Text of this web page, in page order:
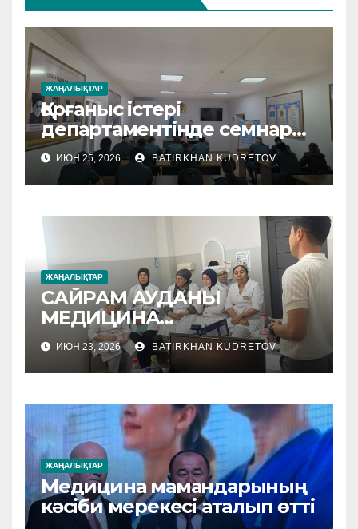
ЖАҢАЛЫҚТАР
Қорғаныс істері
департаментінде семнар
өтті
ИЮН 25, 2026 BATIRKHAN KUDRETOV
ЖАҢАЛЫҚТАР
САЙРАМ АУДАНЫ
МЕДИЦИНА
МЕКЕМЕЛЕРІНЕ
ӘДІСТЕМЕЛІК КӨМЕК
КӨРСЕТІЛУДЕ
ИЮН 23, 2026 BATIRKHAN KUDRETOV
ЖАҢАЛЫҚТАР
Медицина мамандарының
кәсіби мерекесі аталып өтті